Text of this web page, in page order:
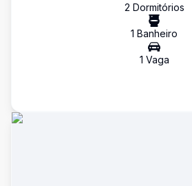
2 Dormitórios
1 Banheiro
1 Vaga